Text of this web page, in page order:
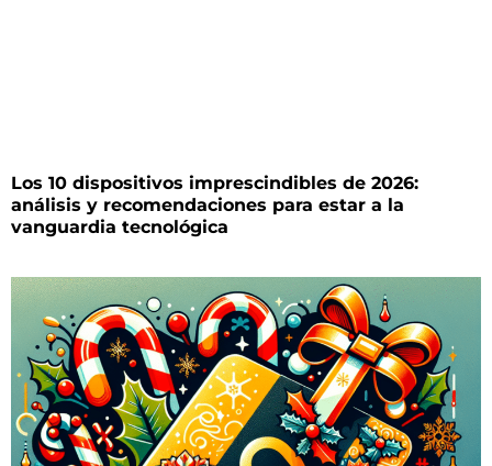
Los 10 dispositivos imprescindibles de 2026:
análisis y recomendaciones para estar a la
vanguardia tecnológica